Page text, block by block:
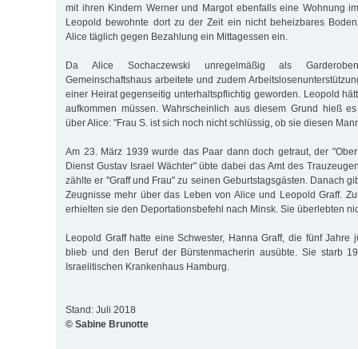
mit ihren Kindern Werner und Margot ebenfalls eine Wohnung
Leopold bewohnte dort zu der Zeit ein nicht beheizbares
Alice täglich gegen Bezahlung ein Mittagessen ein.
Da Alice Sochaczewski unregelmäßig als
Gemeinschaftshaus arbeitete und zudem
einer Heirat gegenseitig unterhaltspflichtig geworden. Leopold
aufkommen müssen. Wahrscheinlich aus diesem Grund hieß
über Alice: "Frau S. ist sich noch nicht schlüssig, ob sie diesen
Am 23. März 1939 wurde das Paar dann doch getraut, der
Dienst Gustav Israel Wächter" übte dabei das Amt des
zählte er "Graff und Frau" zu seinen Geburtstagsgästen. Danach
Zeugnisse mehr über das Leben von Alice und Leopold Graff.
erhielten sie den Deportationsbefehl nach Minsk. Sie überlebten
Leopold Graff hatte eine Schwester, Hanna Graff, die fünf Jahre
blieb und den Beruf der Bürstenmacherin ausübte. Sie starb
Israelitischen Krankenhaus Hamburg.
Stand: Juli 2018
© Sabine Brunotte